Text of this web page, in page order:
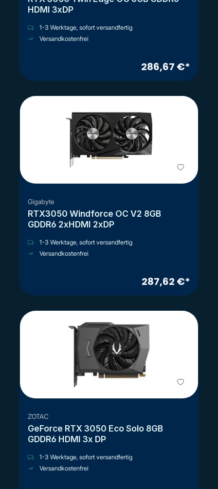
HDMI 3xDP
1-3 Werktage, sofort versandfertig
Versandkostenfrei
286,67 €*
Gigabyte
RTX3050 Windforce OC V2 8GB
GDDR6 2xHDMI 2xDP
1-3 Werktage, sofort versandfertig
Versandkostenfrei
287,62 €*
ZOTAC
GeForce RTX 3050 Eco Solo 8GB
GDDR6 HDMI 3x DP
1-3 Werktage, sofort versandfertig
Versandkostenfrei